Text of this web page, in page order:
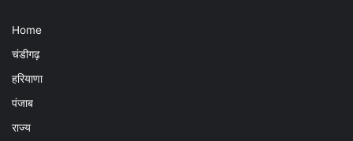
Home
चंडीगढ़
हरियाणा
पंजाब
राज्य